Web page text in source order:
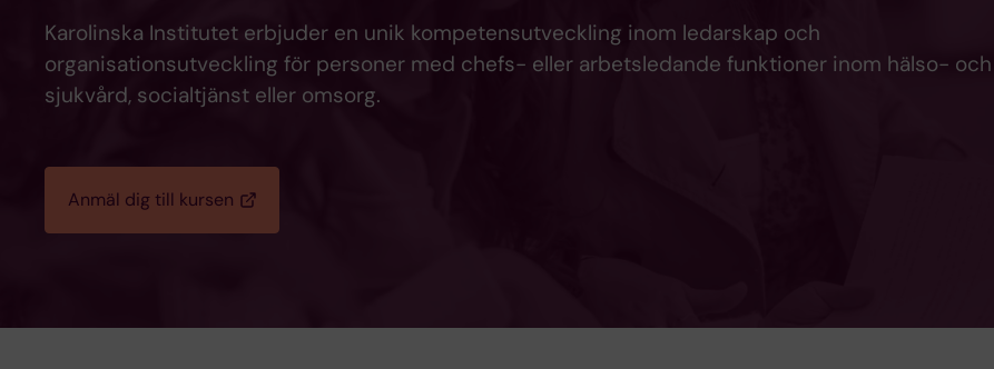
Karolinska Institutet erbjuder en unik kompetensutveckling inom ledarskap och
organisationsutveckling för personer med chefs- eller arbetsledande funktioner inom hälso- och
sjukvård, socialtjänst eller omsorg.
Anmäl dig till kursen